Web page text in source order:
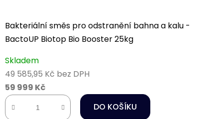
Bakteriální směs pro odstranění bahna a kalu -
BactoUP Biotop Bio Booster 25kg
Skladem
49 585,95 Kč bez DPH
59 999 Kč
DO KOŠÍKU